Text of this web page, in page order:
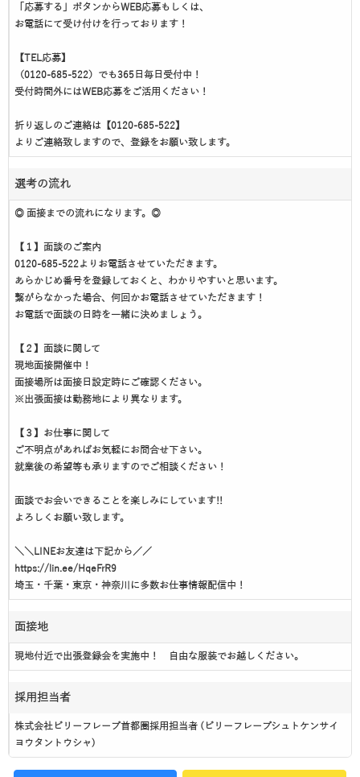
「応募する」ボタンからWEB応募もしくは、
お電話にて受け付けを行っております！
【TEL応募】
（0120-685-522）でも365日毎日受付中！
受付時間外にはWEB応募をご活用ください！
折り返しのご連絡は【0120-685-522】
よりご連絡致しますので、登録をお願い致します。
選考の流れ
◎ 面接までの流れになります。◎
【１】面談のご案内
0120-685-522よりお電話させていただきます。
あらかじめ番号を登録しておくと、わかりやすいと思います。
繋がらなかった場合、何回かお電話させていただきます！
お電話で面談の日時を一緒に決めましょう。
【２】面談に関して
現地面接開催中！
面接場所は面接日設定時にご確認ください。
※出張面接は勤務地により異なります。
【３】お仕事に関して
ご不明点があればお気軽にお問合せ下さい。
就業後の希望等も承りますのでご相談ください！
面談でお会いできることを楽しみにしています!!
よろしくお願い致します。
＼＼LINEお友達は下記から／／
https://lin.ee/HqeFrR9
埼玉・千葉・東京・神奈川に多数お仕事情報配信中！
面接地
現地付近で出張登録会を実施中！ 自由な服装でお越しください。
採用担当者
株式会社ビリーフレーブ首都圏採用担当者 (ビリーフレーブシュトケンサイ
ヨウタントウシャ)